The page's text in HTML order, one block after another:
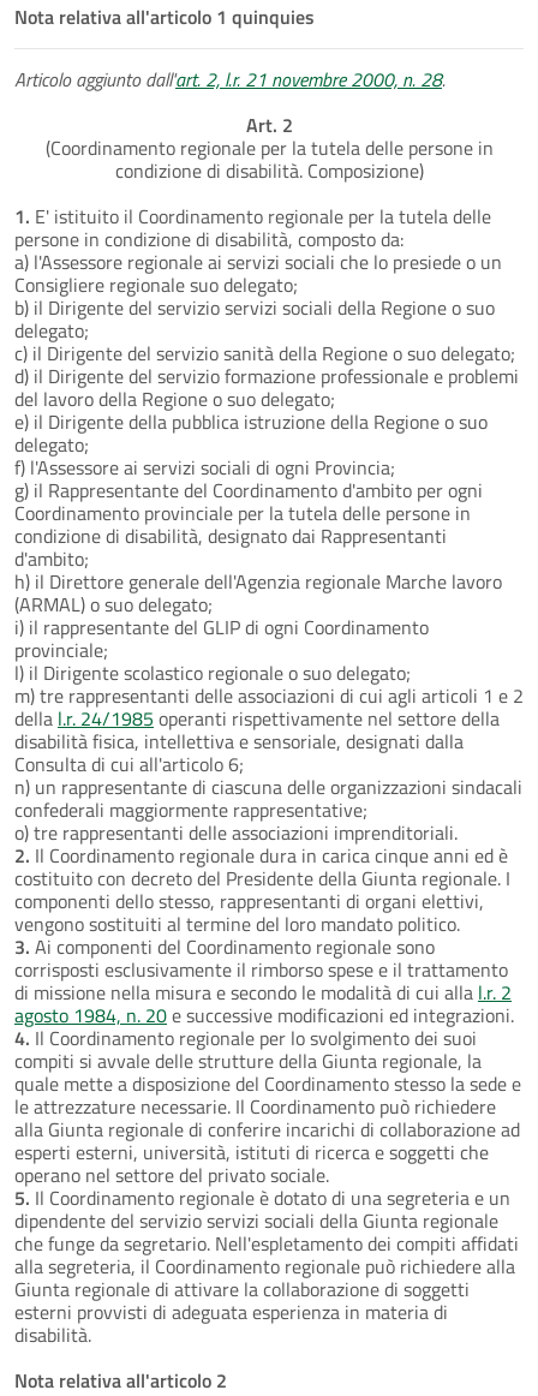
Nota relativa all'articolo 1 quinquies
Articolo aggiunto dall'art. 2, l.r. 21 novembre 2000, n. 28.
Art. 2
(Coordinamento regionale per la tutela delle persone in
condizione di disabilità. Composizione)
1. E' istituito il Coordinamento regionale per la tutela delle
persone in condizione di disabilità, composto da:
a) l'Assessore regionale ai servizi sociali che lo presiede o un
Consigliere regionale suo delegato;
b) il Dirigente del servizio servizi sociali della Regione o suo
delegato;
c) il Dirigente del servizio sanità della Regione o suo delegato;
d) il Dirigente del servizio formazione professionale e problemi
del lavoro della Regione o suo delegato;
e) il Dirigente della pubblica istruzione della Regione o suo
delegato;
f) l'Assessore ai servizi sociali di ogni Provincia;
g) il Rappresentante del Coordinamento d'ambito per ogni
Coordinamento provinciale per la tutela delle persone in
condizione di disabilità, designato dai Rappresentanti
d'ambito;
h) il Direttore generale dell'Agenzia regionale Marche lavoro
(ARMAL) o suo delegato;
i) il rappresentante del GLIP di ogni Coordinamento
provinciale;
l) il Dirigente scolastico regionale o suo delegato;
m) tre rappresentanti delle associazioni di cui agli articoli 1 e 2
della l.r. 24/1985 operanti rispettivamente nel settore della
disabilità fisica, intellettiva e sensoriale, designati dalla
Consulta di cui all'articolo 6;
n) un rappresentante di ciascuna delle organizzazioni sindacali
confederali maggiormente rappresentative;
o) tre rappresentanti delle associazioni imprenditoriali.
2. Il Coordinamento regionale dura in carica cinque anni ed è
costituito con decreto del Presidente della Giunta regionale. I
componenti dello stesso, rappresentanti di organi elettivi,
vengono sostituiti al termine del loro mandato politico.
3. Ai componenti del Coordinamento regionale sono
corrisposti esclusivamente il rimborso spese e il trattamento
di missione nella misura e secondo le modalità di cui alla l.r. 2
agosto 1984, n. 20e successive modificazioni ed integrazioni.
4. Il Coordinamento regionale per lo svolgimento dei suoi
compiti si avvale delle strutture della Giunta regionale, la
quale mette a disposizione del Coordinamento stesso la sede e
le attrezzature necessarie. Il Coordinamento può richiedere
alla Giunta regionale di conferire incarichi di collaborazione ad
esperti esterni, università, istituti di ricerca e soggetti che
operano nel settore del privato sociale.
5. Il Coordinamento regionale è dotato di una segreteria e un
dipendente del servizio servizi sociali della Giunta regionale
che funge da segretario. Nell'espletamento dei compiti affidati
alla segreteria, il Coordinamento regionale può richiedere alla
Giunta regionale di attivare la collaborazione di soggetti
esterni provvisti di adeguata esperienza in materia di
disabilità.
Nota relativa all'articolo 2